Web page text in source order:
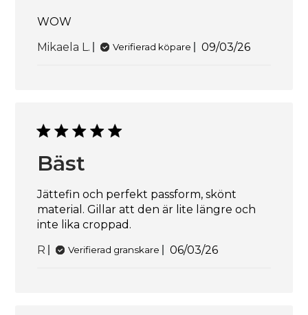
WOW
Mikaela L.
Verifierad köpare 09/03/26
Bäst
Jättefin och perfekt passform, skönt
material. Gillar att den är lite längre och
inte lika croppad.
R
Verifierad granskare Publiceringsdatum
06/03/26